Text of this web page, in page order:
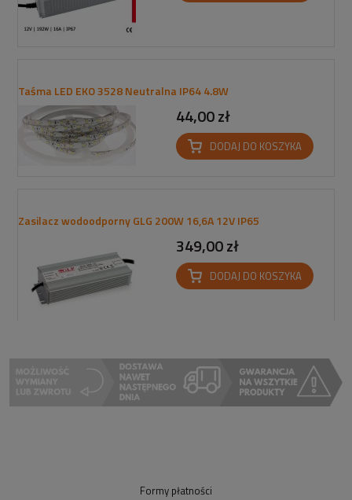
Taśma LED EKO 3528 Neutralna IP64 4.8W
44,00 zł
DODAJ DO KOSZYKA
Zasilacz wodoodporny GLG 200W 16,6A 12V IP65
349,00 zł
DODAJ DO KOSZYKA
Formy płatności